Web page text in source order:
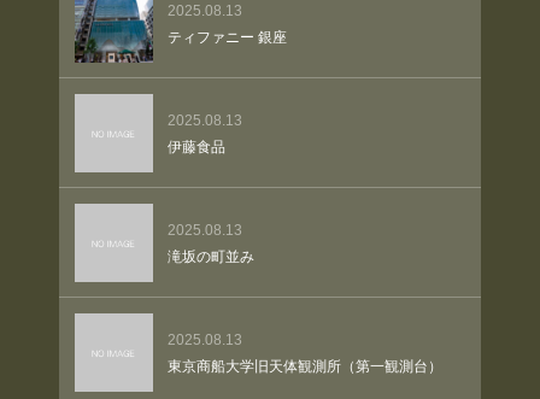
2025.08.13
ティファニー 銀座
2025.08.13
伊藤食品
2025.08.13
滝坂の町並み
2025.08.13
東京商船大学旧天体観測所（第一観測台）